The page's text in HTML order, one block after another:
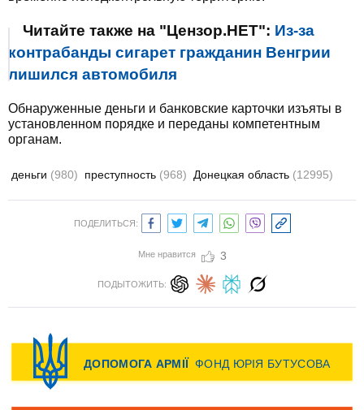
Читайте также на "Цензор.НЕТ": Из-за
контрабанды сигарет гражданин Венгрии
лишился автомобиля
Обнаруженные деньги и банковские карточки изъяты в
установленном порядке и переданы компетентным
органам.
деньги (980) преступность (968) Донецкая область (12995)
ПОДЕЛИТЬСЯ:
Мне нравится 3
ПОДЫТОЖИТЬ: